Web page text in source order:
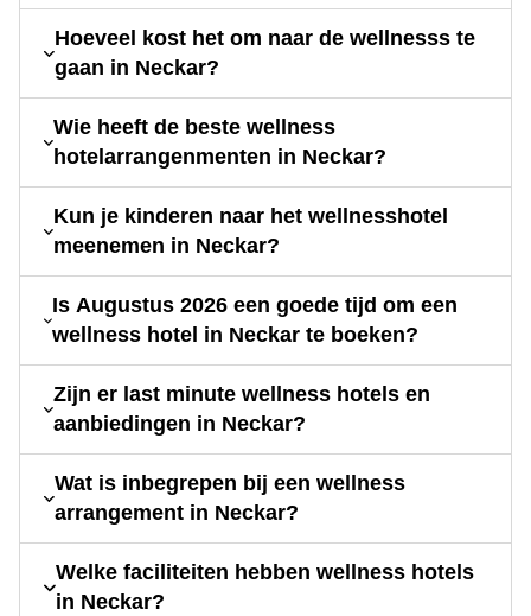
Hoeveel kost het om naar de wellnesss te
gaan in Neckar?
Wie heeft de beste wellness
hotelarrangenmenten in Neckar?
Kun je kinderen naar het wellnesshotel
meenemen in Neckar?
Is Augustus 2026 een goede tijd om een
wellness hotel in Neckar te boeken?
Zijn er last minute wellness hotels en
aanbiedingen in Neckar?
Wat is inbegrepen bij een wellness
arrangement in Neckar?
Welke faciliteiten hebben wellness hotels
in Neckar?